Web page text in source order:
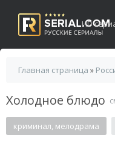
HD
Главная страница »
Холодное блюдо
криминал, мелодрама